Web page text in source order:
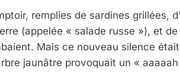
remplies de sardines grillées,
(appelée « salade russe »), et de
Mais ce nouveau silence
jaunâtre provoquait un « aaaaah
Meurtrière Selon Le Rapport